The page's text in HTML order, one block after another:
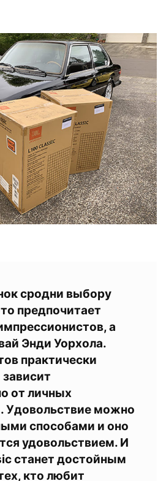
сродни выбору
предпочитает
а
Энди Уорхола.
практически
от личных
Удовольствие можно
способами и оно
удовольствием. И
станет достойным
кто любит